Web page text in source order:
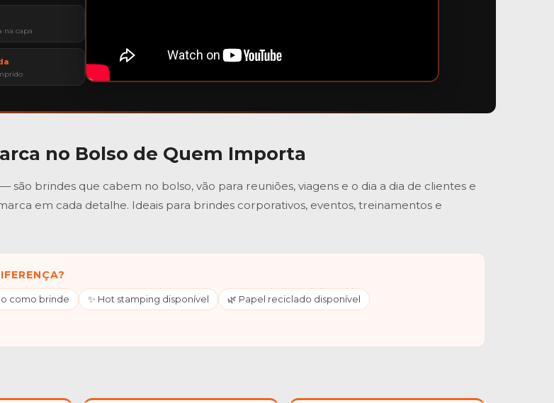
na capa
no Bolso de Quem Importa
brindes que cabem no bolso, vão para reuniões, viagens e o dia a dia de clientes e
em cada detalhe. Ideais para brindes corporativos, eventos, treinamentos e
como brinde ✨ Hot stamping disponível 🌿 Papel reciclado disponível